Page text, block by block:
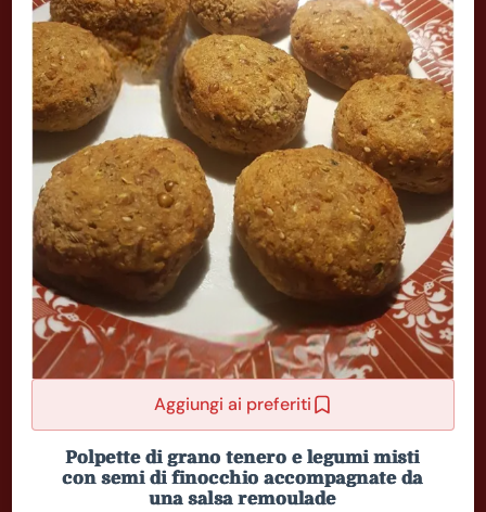
Aggiungi ai preferiti
Polpette di grano tenero e legumi misti
con semi di finocchio accompagnate da
una salsa remoulade